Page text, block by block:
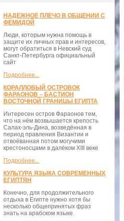
НАДЕЖНОЕ ПЛЕЧО В ОБЩЕНИИ С
ФЕМИДОЙ
Люди, которым нужна помощь в
защите их личных прав и интересов,
могут обратиться в Невский суд
Санкт-Петербурга официальный
сайт
Подробнее...
КОРАЛЛОВЫЙ ОСТРОВОК
ФАРАОНОВ – БАСТИОН
ВОСТОЧНОЙ ГРАНИЦЫ ЕГИПТА
Интересен остров Фараонов тем,
что на нём возвышается крепость
Салах-эль-Дина, возведённая в
период правления Византии и
отвоёванная потом могучими
крестоносцами в далёком XIII веке
Подробнее...
КУЛЬТУРА ЯЗЫКА СОВРЕМЕННЫХ
ЕГИПТЯН
Конечно, для продолжительного
отдыха в Египте нужно хотя бы
несколько общепринятых фраз
знать на арабском языке.